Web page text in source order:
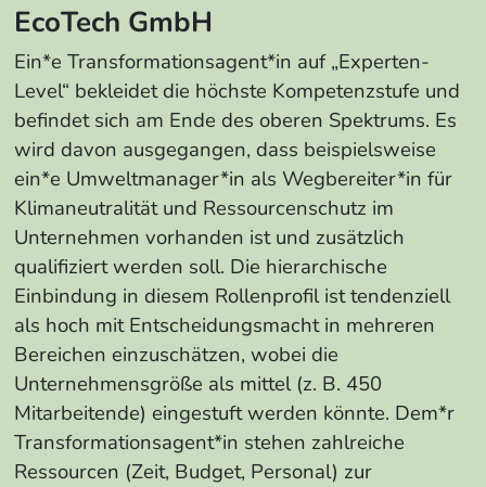
EcoTech GmbH
Ein*e Transformationsagent*in auf „Experten-
Level“ bekleidet die höchste Kompetenzstufe und
befindet sich am Ende des oberen Spektrums. Es
wird davon ausgegangen, dass beispielsweise
ein*e Umweltmanager*in als Wegbereiter*in für
Klimaneutralität und Ressourcenschutz im
Unternehmen vorhanden ist und zusätzlich
qualifiziert werden soll. Die hierarchische
Einbindung in diesem Rollenprofil ist tendenziell
als hoch mit Entscheidungsmacht in mehreren
Bereichen einzuschätzen, wobei die
Unternehmensgröße als mittel (z. B. 450
Mitarbeitende) eingestuft werden könnte. Dem*r
Transformationsagent*in stehen zahlreiche
Ressourcen (Zeit, Budget, Personal) zur